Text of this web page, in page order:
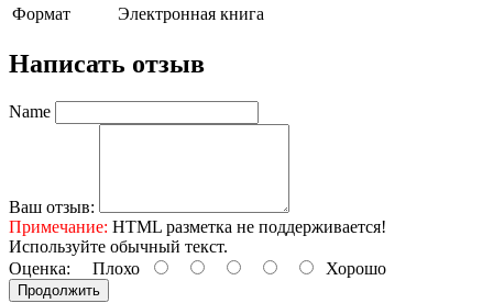
Формат
Электронная книга
Написать отзыв
Name
Ваш отзыв:
Примечание: HTML разметка не поддерживается!
Используйте обычный текст.
Оценка: Плохо Хорошо
Продолжить